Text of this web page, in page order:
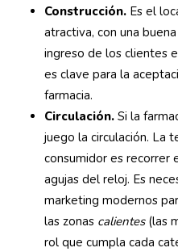
Construcción. Es el
atractiva, con una
ingreso de los clientes
es clave para la
farmacia.
Circulación. Si la
juego la circulación. La
consumidor es recorrer
agujas del reloj. Es
marketing modernos
las zonas calientes(las
rol que cumpla cada